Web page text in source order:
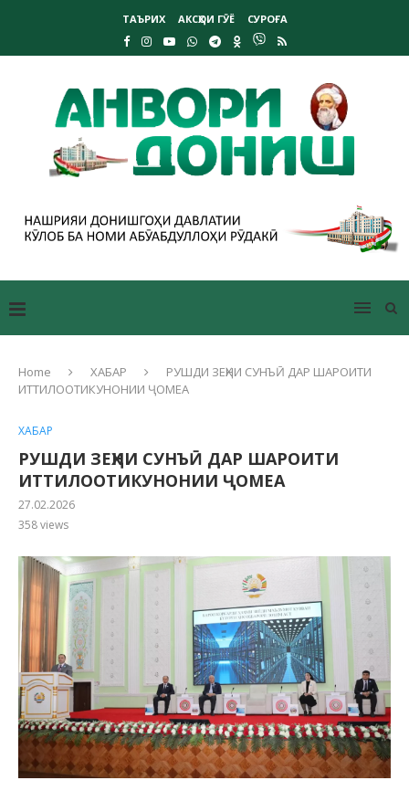
ТАЪРИХ АКСҲОИ ГӮЁ СУРОҒА
Home ХАБАР
РУШДИ ЗЕҲНИ СУНЪӢ ДАР ШАРОИТИ
ИТТИЛООТИКУНОНИИ ҶОМЕА
ХАБАР
РУШДИ ЗЕҲНИ СУНЪӢ ДАР ШАРОИТИ
ИТТИЛООТИКУНОНИИ ҶОМЕА
27.02.2026
358views